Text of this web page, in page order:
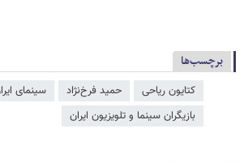
برچسب‌ها
کتایون ریاحی حمید فرخ‌نژاد
سینمای
بازیگران سینما و تلویزیون ایران